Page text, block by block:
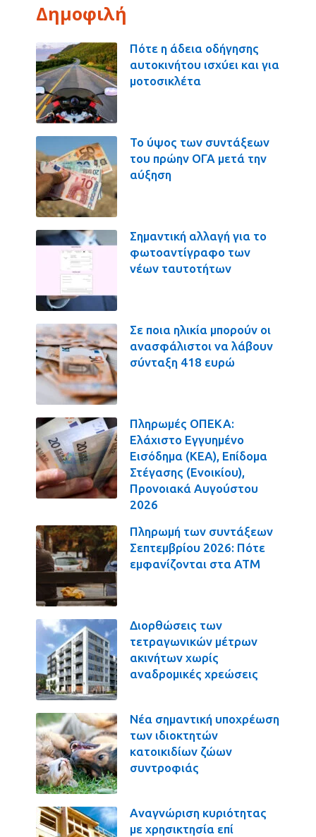
Δημοφιλή
Πότε η άδεια οδήγησης
αυτοκινήτου ισχύει και για
μοτοσικλέτα
Το ύψος των συντάξεων
του πρώην ΟΓΑ μετά την
αύξηση
Σημαντική αλλαγή για το
φωτοαντίγραφο των
νέων ταυτοτήτων
Σε ποια ηλικία μπορούν οι
ανασφάλιστοι να λάβουν
σύνταξη 418 ευρώ
Πληρωμές ΟΠΕΚΑ:
Ελάχιστο Εγγυημένο
Εισόδημα (ΚΕΑ), Επίδομα
Στέγασης (Ενοικίου),
Προνοιακά Αυγούστου
2026
Πληρωμή των συντάξεων
Σεπτεμβρίου 2026: Πότε
εμφανίζονται στα ΑΤΜ
Διορθώσεις των
τετραγωνικών μέτρων
ακινήτων χωρίς
αναδρομικές χρεώσεις
Νέα σημαντική υποχρέωση
των ιδιοκτητών
κατοικιδίων ζώων
συντροφιάς
Αναγνώριση κυριότητας
με χρησικτησία επί